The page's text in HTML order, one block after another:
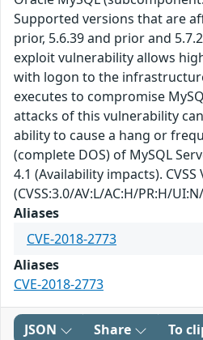
Supported versions that are
prior, 5.6.39 and prior and
exploit vulnerability allows
with logon to the
executes to compromise
attacks of this vulnerability
ability to cause a hang or
(complete DOS) of MySQL
4.1 (Availability impacts). CVSS
(CVSS:3.0/AV:L/AC:H/PR:H/
Aliases
CVE-2018-2773
Aliases
CVE-2018-2773
JSON Share To